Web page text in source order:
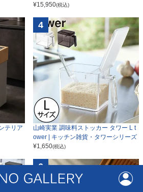
¥15,950(税込)
テリア
4
山崎実業 調味料ストッカー タワー L t
ower | キッチン雑貨・タワーシリーズ
¥1,650(税込)
6